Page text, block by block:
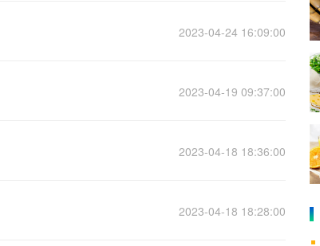
2023-04-24 16:09:00
2023-04-19 09:37:00
2023-04-18 18:36:00
2023-04-18 18:28:00